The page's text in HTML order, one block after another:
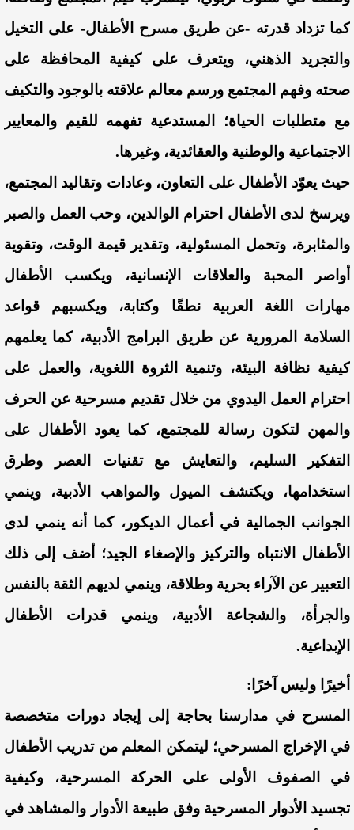
كما تزداد قدرته -عن طريق مسرح الأطفال- على التخيل
والتجريد الذهني، ويتعرف على كيفية المحافظة على
صحته وفهم المجتمع ورسم معالم علاقته بالوجود والتكيف
مع متطلبات الحياة؛ المستدعية تفهمه للقيم والمعايير
الاجتماعية والوطنية والعقائدية، وغيرها.
حيث يعوّد الأطفال على التعاون، وعادات وتقاليد المجتمع،
ويرسخ لدى الأطفال احترام الوالدين، وحب العمل والصبر
والمثابرة، وتحمل المسئولية، وتقدير قيمة الوقت، وتقوية
أواصر المحبة والعلاقات الإنسانية، ويكسب الأطفال
مهارات اللغة العربية نطقًا وكتابة، ويكسبهم قواعد
السلامة المرورية عن طريق البرامج الأدبية، كما يعلمهم
كيفية نظافة البيئة، وتنمية الثروة اللغوية، والعمل على
احترام العمل اليدوي من خلال تقديم مسرحية عن الحرف
والمهن لتكون رسالة للمجتمع، كما يعود الأطفال على
التفكير السليم، والتعايش مع تقنيات العصر وطرق
استخدامها، ويكتشف الميول والمواهب الأدبية، وينمي
الجوانب الجمالية في أعمال الديكور، كما أنه ينمي لدى
الأطفال الانتباه والتركيز والإصغاء الجيد؛ أضف إلى ذلك
التعبير عن الآراء بحرية وطلاقة، وينمي لديهم الثقة بالنفس
والجرأة، والشجاعة الأدبية، وينمي قدرات الأطفال
الإبداعية.
أخيرًا وليس آخرًا:
المسرح في مدارسنا بحاجة إلى إيجاد دورات متخصصة
في الإخراج المسرحي؛ ليتمكن المعلم من تدريب الأطفال
في الصفوف الأولى على الحركة المسرحية، وكيفية
تجسيد الأدوار المسرحية وفق طبيعة الأدوار والمشاهد في